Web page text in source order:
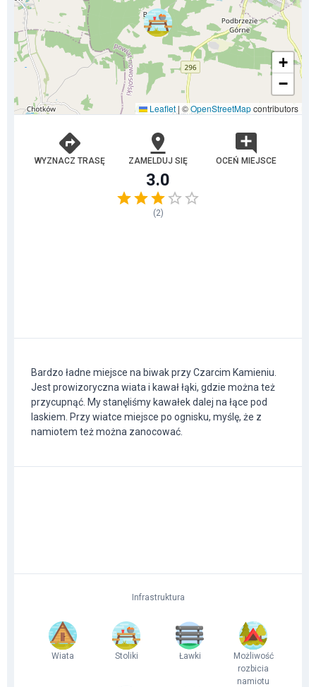
+
−
Leaflet | ©OpenStreetMapcontributors
WYZNACZ TRASĘ ZAMELDUJ SIĘ OCEŃ MIEJSCE
3.0
(2)
Bardzo ładne miejsce na biwak przy Czarcim Kamieniu.
Jest prowizoryczna wiata i kawał łąki, gdzie można też
przycupnąć. My stanęliśmy kawałek dalej na łące pod
laskiem. Przy wiatce miejsce po ognisku, myślę, że z
namiotem też można zanocować.
Infrastruktura
Wiata Stoliki Ławki
Możliwość
rozbicia
namiotu